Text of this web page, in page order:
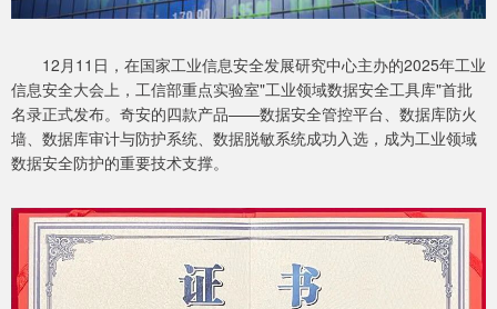
12月11日，在国家工业信息安全发展研究中心主办的2025年工业
信息安全大会上，工信部重点实验室"工业领域数据安全工具库"首批
名录正式发布。奇安的四款产品——数据安全管控平台、数据库防火
墙、数据库审计与防护系统、数据脱敏系统成功入选，成为工业领域
数据安全防护的重要技术支撑。